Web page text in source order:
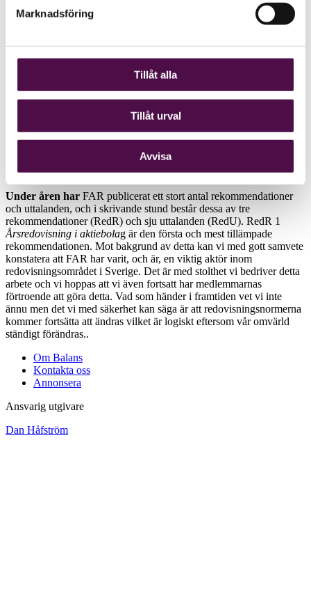
Marknadsföring
Tillåt alla
Tillåt urval
Avvisa
från IASC inspirerades svensk redovisning både
av amerikanska
och brittiska traditioner. I FAR:s
rekommendationer såg man inslag
bekostnadav matchningsprincipen. FAR:s normgivning visar attdet
framför allt fanns två konkurrerande influenser på
normgivningsområdet, nämligen den internationella
skilda principer. Svensklagstiftning – både civilrätt och skatterätt –
byggde mer på försiktighet och form, medan internationella normer
byggde på matchningsprincipen, ekonomisk substans
verkliga värden. Genom 1976 års ­bokföringslaginrättades det
och 1989 bildades Redovisningsrådet,
senare omvandlat till Rådet för finansiell rapportering.
Under åren har FAR publicerat ett stort antal rekommendationer
och uttalanden, och i skrivande stund består dessa av tre
rekommendationer (RedR) och sju uttalanden (RedU). RedR 1
Årsredovisning i aktiebolag är den första och mest tillämpade
rekommendationen. Mot bakgrund av detta kan vi med gott samvete
konstatera att FAR har varit, och är, en viktig aktör inom
redovisningsområdet i Sverige. Det är med stolthet vi bedriver detta
arbete och vi hoppas att vi även fortsatt har medlemmarnas
förtroende att göra detta. Vad som händer i framtiden vet vi inte
ännu men det vi med säkerhet kan säga är att redovisningsnormerna
kommer fortsätta att ändras vilket är logiskt eftersom vår omvärld
ständigt förändras..
Om Balans
Kontakta oss
Annonsera
Ansvarig utgivare
Dan Håfström